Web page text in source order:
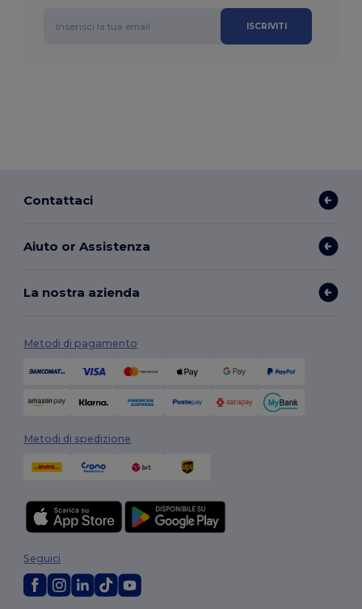
ISCRIVITI
Contattaci
Aiuto or Assistenza
La nostra azienda
Metodi di pagamento
Metodi di spedizione
Seguici